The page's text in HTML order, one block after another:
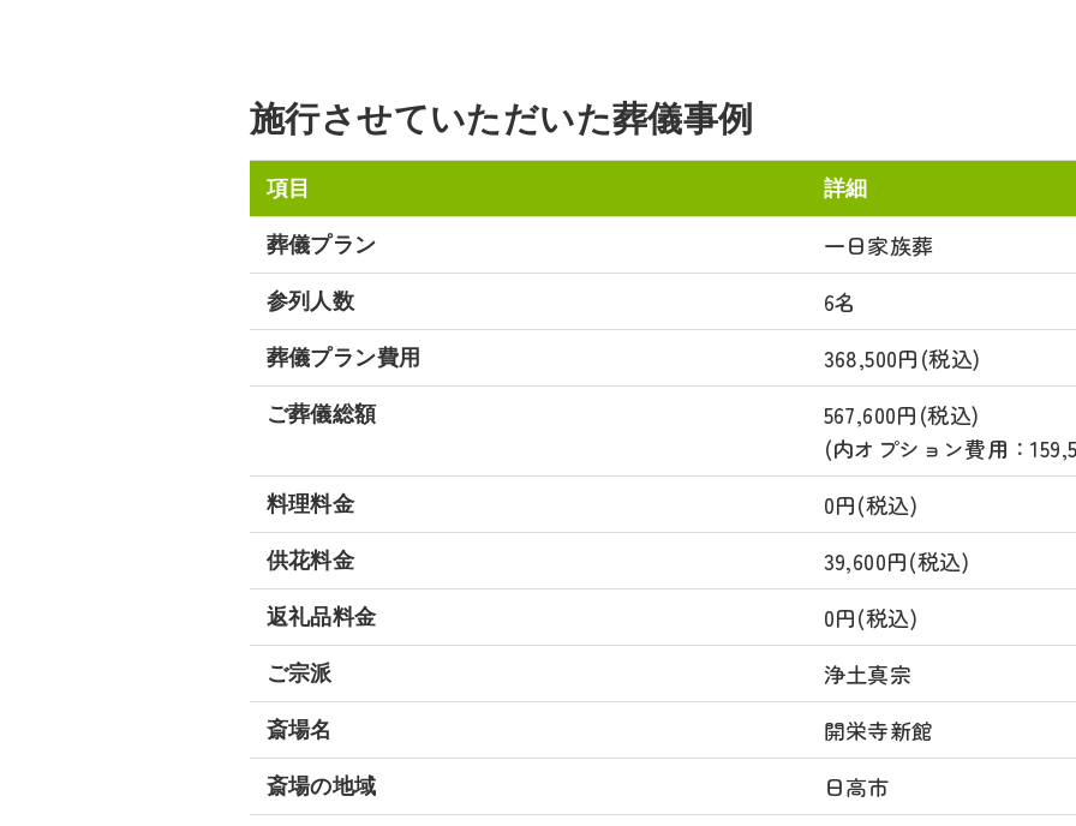
施行させていただいた葬儀事例
項目 詳細
葬儀プラン 一日家族葬
参列人数 6名
葬儀プラン費用 368,500円(税込)
ご葬儀総額
567,600円(税込)
(内オプション費用：
料理料金 0円(税込)
供花料金 39,600円(税込)
返礼品料金 0円(税込)
ご宗派 浄土真宗
斎場名 開栄寺新館
斎場の地域 日高市